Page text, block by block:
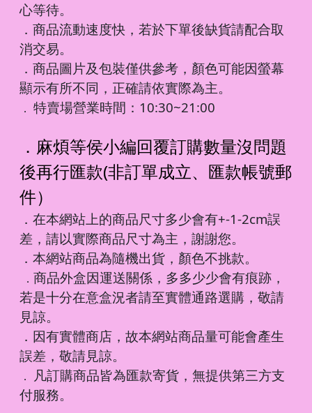
心等待。
．商品流動速度快，若於下單後缺貨請配合取
消交易。
．商品圖片及包裝僅供參考，顏色可能因螢幕
顯示有所不同，正確請依實際為主。
． 特賣場營業時間：10:30~21:00
．麻煩等侯小編回覆訂購數量沒問題
後再行匯款(非訂單成立、匯款帳號郵
件）
．在本網站上的商品尺寸多少會有+-1-2cm誤
差，請以實際商品尺寸為主，謝謝您。
．本網站商品為隨機出貨，顏色不挑款。
． 商品外盒因運送關係，多多少少會有痕跡，
若是十分在意盒況者請至實體通路選購，敬請
見諒。
．因有實體商店，故本網站商品量可能會產生
誤差，敬請見諒。
． 凡訂購商品皆為匯款寄貨，無提供第三方支
付服務。